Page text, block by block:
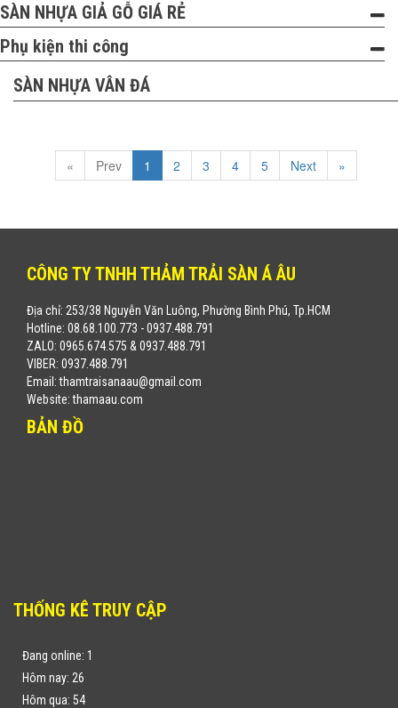
SÀN NHỰA GIẢ GỖ GIÁ RẺ
Phụ kiện thi công
SÀN NHỰA VÂN ĐÁ
« Prev 1 2 3 4 5 Next »
CÔNG TY TNHH THẢM TRẢI SÀN Á ÂU
Địa chỉ: 253/38 Nguyễn Văn Luông, Phường Bình Phú, Tp.HCM
Hotline: 08.68.100.773 - 0937.488.791
ZALO: 0965.674.575 & 0937.488.791
VIBER: 0937.488.791
Email: thamtraisanaau@gmail.com
Website: thamaau.com
BẢN ĐỒ
THỐNG KÊ TRUY CẬP
Đang online: 1
Hôm nay: 26
Hôm qua: 54